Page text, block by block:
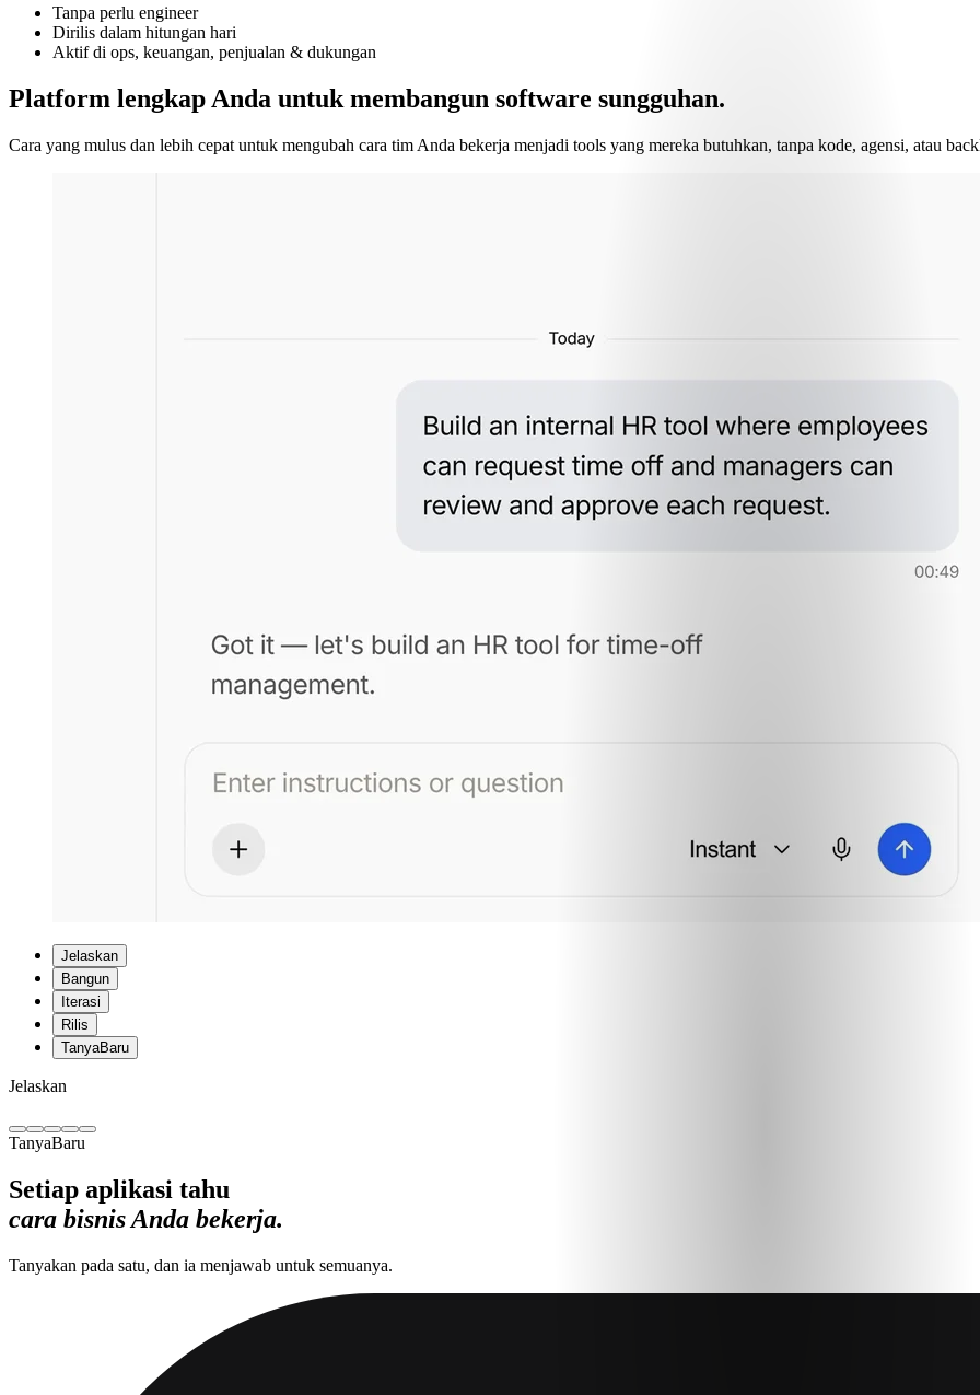
Tanpa perlu engineer
Dirilis dalam hitungan hari
Aktif di ops, keuangan, penjualan & dukungan
Platform lengkap Anda untuk membangun software sungguhan.
Cara yang mulus dan lebih cepat untuk mengubah cara tim Anda bekerja menjadi tools yang mereka butuhkan, tanpa kode, agensi, atau
Jelaskan
Bangun
Iterasi
Rilis
TanyaBaru
Jelaskan
TanyaBaru
Setiap aplikasi tahu
cara bisnis Anda bekerja.
Tanyakan pada satu, dan ia menjawab untuk semuanya.